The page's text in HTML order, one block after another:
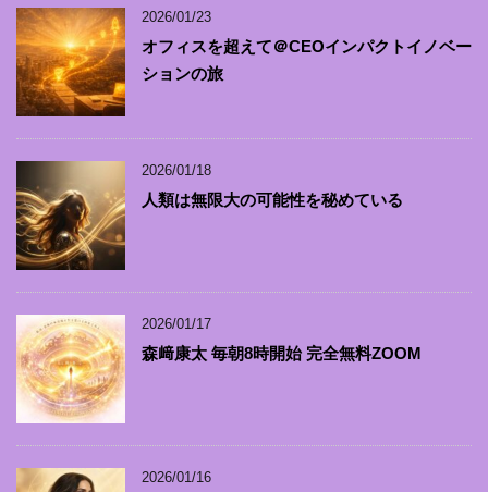
2026/01/23
オフィスを超えて＠CEOインパクトイノベー
ションの旅
2026/01/18
人類は無限大の可能性を秘めている
2026/01/17
森﨑康太 毎朝8時開始 完全無料ZOOM
2026/01/16